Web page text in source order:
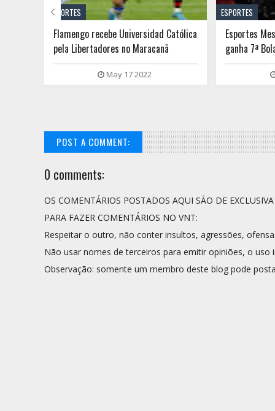
ESPORTES
Flamengo recebe Universidad Católica
pela Libertadores no Maracanã
May 17 2022
ESPORTES
Esportes
ganha 7ª

POST A COMMENT:
0 comments:
OS COMENTÁRIOS POSTADOS AQUI SÃO DE
PARA FAZER COMENTÁRIOS NO VNT:
Respeitar o outro, não conter insultos, agressões,
Não usar nomes de terceiros para emitir opiniões, o uso
Observação: somente um membro deste blog pode